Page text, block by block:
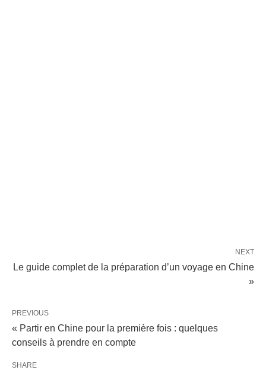
NEXT
Le guide complet de la préparation d’un voyage en Chine
»
PREVIOUS
« Partir en Chine pour la première fois : quelques
conseils à prendre en compte
SHARE